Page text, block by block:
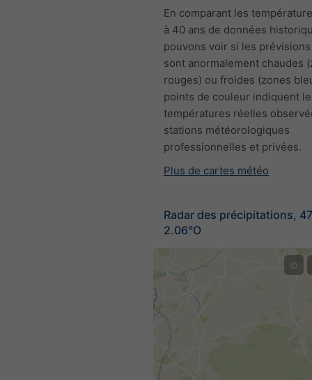
En comparant les
à 40 ans de données
pouvons voir si les
sont anormalement chaudes
rouges) ou froides (zones
points de couleur indiquent
températures réelles
stations météorologiques
professionnelles et privées.
Plus de cartes météo
Radar des précipitations,
2.06°O
©